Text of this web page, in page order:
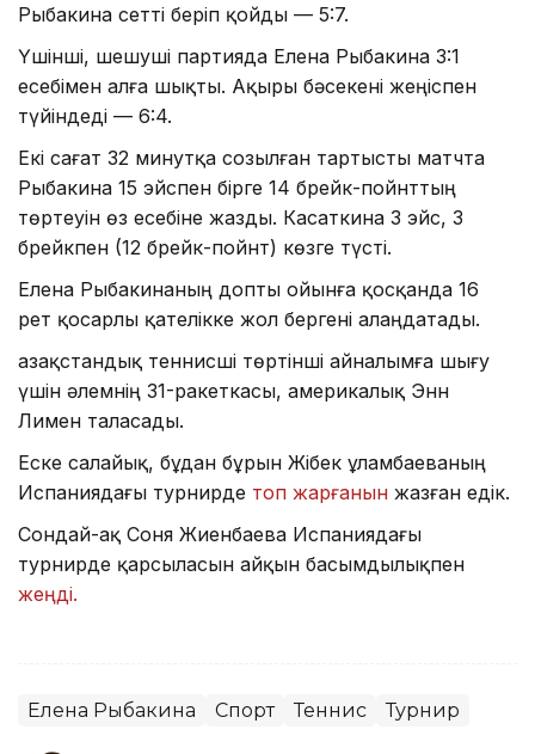
Рыбакина сетті беріп қойды — 5:7.
Үшінші, шешуші партияда Елена Рыбакина 3:1
есебімен алға шықты. Ақыры бәсекені жеңіспен
түйіндеді — 6:4.
Екі сағат 32 минутқа созылған тартысты матчта
Рыбакина 15 эйспен бірге 14 брейк-пойнттың
төртеуін өз есебіне жазды. Касаткина 3 эйс, 3
брейкпен (12 брейк-пойнт) көзге түсті.
Елена Рыбакинаның допты ойынға қосқанда 16
рет қосарлы қателікке жол бергені алаңдатады.
Қазақстандық теннисші төртінші айналымға шығу
үшін әлемнің 31-ракеткасы, америкалық Энн
Лимен таласады.
Еске салайық, бұдан бұрын Жібек Құламбаеваның
Испаниядағы турнирде топ жарғанын жазған едік.
Сондай-ақ Соня Жиенбаева Испаниядағы
турнирде қарсыласын айқын басымдылықпен
жеңді.
Елена Рыбакина Спорт Теннис Турнир